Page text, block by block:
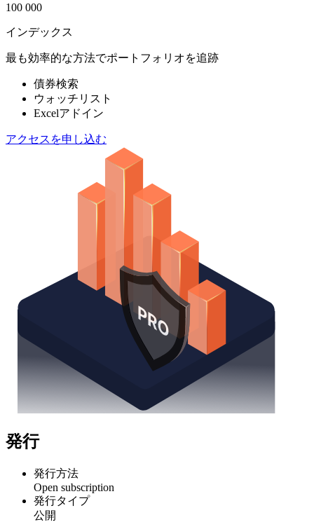
100 000
インデックス
最も効率的な方法でポートフォリオを追跡
債券検索
ウォッチリスト
Excelアドイン
アクセスを申し込む
発行
発行方法
Open subscription
発行タイプ
公開